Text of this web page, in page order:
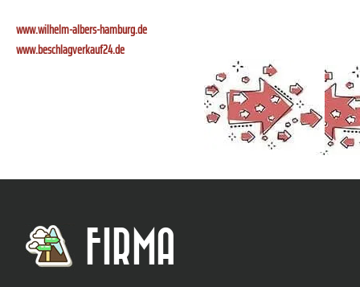
www.wilhelm-albers-hamburg.de
www.beschlagverkauf24.de
FIRMA